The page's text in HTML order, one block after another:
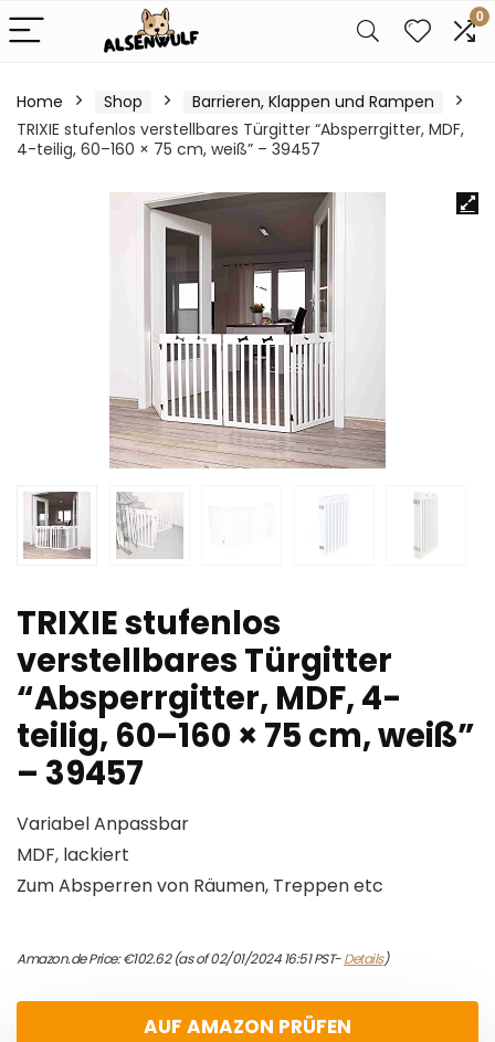
0
Home Shop
Barrieren, Klappen und Rampen
TRIXIE stufenlos verstellbares Türgitter “Absperrgitter, MDF,
4-teilig, 60–160 × 75 cm, weiß” – 39457
TRIXIE stufenlos
verstellbares Türgitter
“Absperrgitter, MDF, 4-
teilig, 60–160 × 75 cm, weiß”
– 39457
Variabel Anpassbar
MDF, lackiert
Zum Absperren von Räumen, Treppen etc
Amazon.de Price:€102.62(as of 02/01/2024 16:51 PST-Details)
AUF AMAZON PRÜFEN